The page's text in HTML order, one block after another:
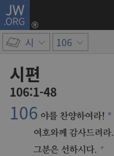
JW.ORG
시 106
시편
106:1-48
106 야를 찬양하여라! *
여호와께 감사드려라.
그분은 선하시다. +